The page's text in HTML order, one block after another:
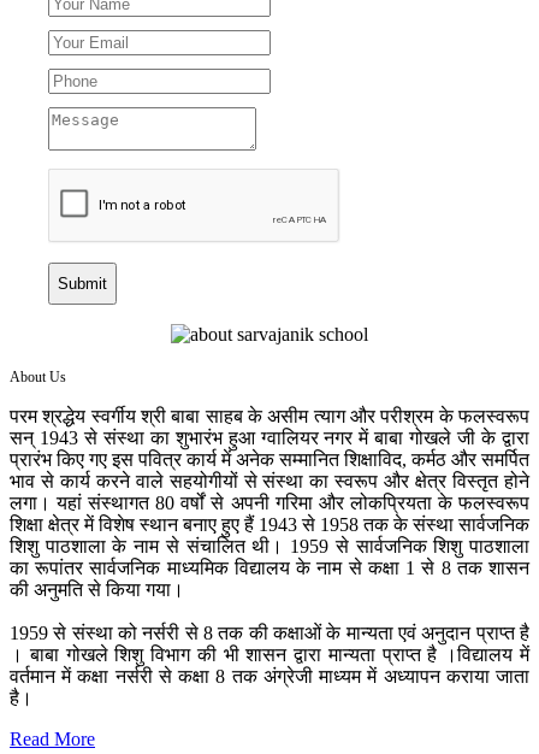
Submit
About Us
परम श्रद्धेय स्वर्गीय श्री बाबा साहब के असीम त्याग और परीश्रम के फलस्वरूप
सन् 1943 से संस्था का शुभारंभ हुआ ग्वालियर नगर में बाबा गोखले जी के द्वारा
प्रारंभ किए गए इस पवित्र कार्य में अनेक सम्मानित शिक्षाविद, कर्मठ और समर्पित
भाव से कार्य करने वाले सहयोगीयों से संस्था का स्वरूप और क्षेत्र विस्तृत होने
लगा। यहां संस्थागत 80 वर्षों से अपनी गरिमा और लोकप्रियता के फलस्वरूप
शिक्षा क्षेत्र में विशेष स्थान बनाए हुए हैं 1943 से 1958 तक के संस्था सार्वजनिक
शिशु पाठशाला के नाम से संचालित थी। 1959 से सार्वजनिक शिशु पाठशाला
का रूपांतर सार्वजनिक माध्यमिक विद्यालय के नाम से कक्षा 1 से 8 तक शासन
की अनुमति से किया गया।
1959 से संस्था को नर्सरी से 8 तक की कक्षाओं के मान्यता एवं अनुदान प्राप्त है
। बाबा गोखले शिशु विभाग की भी शासन द्वारा मान्यता प्राप्त है ।विद्यालय में
वर्तमान में कक्षा नर्सरी से कक्षा 8 तक अंग्रेजी माध्यम में अध्यापन कराया जाता
है।
Read More